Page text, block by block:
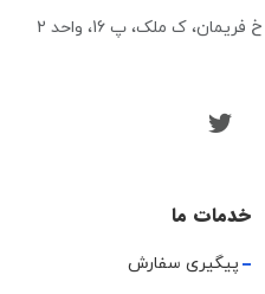
ک ملک، پ 16، واحد 2
خدمات ما
پیگیری سفارش